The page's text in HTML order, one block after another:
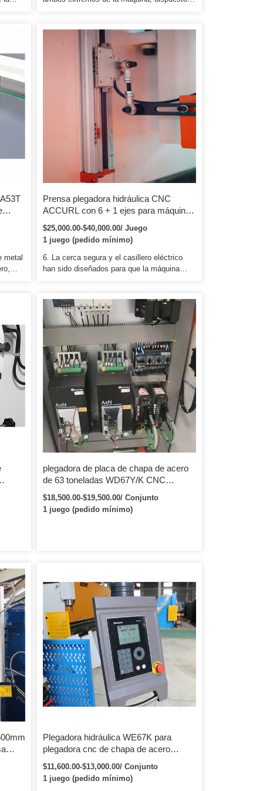
el
o
embalaje, la máquina herramienta se probará
durante 48 horas para garantizar que todo el
equipo esté 100% calificado. Nuestras
máquinas se distribuyen en todo el mundo a
unos 50 países donde hay industria de
placas de metal, hay máquinas Brill i ant.
metal
*
Prensa plegadora hidráulica CNC
ACCURL con 6 + 1 ejes para máquina
dobladora de chapa de acero, máquina
plegadora de prensa
$25,000.00-$40,000.00/ Juego
1 juego (pedido mínimo)
6. La cerca segura y el casillero eléctrico
han sido diseñados para que la máquina
cuando se entrega la máquina, las
instrucciones de operación relacionadas del
modelo se entregarán junto con la máquina.
Si hay un requisito, nuestro ingeniero puede
ir a la fábrica del usuario y ajustar la
máquina, brindar una buena capacitación al
usuario.
plegadora de placa de chapa de acero
de 63 toneladas WD67Y/K CNC
plegadora hidráulica para trabajo de
metales
$18,500.00-$19,500.00/ Conjunto
1 juego (pedido mínimo)
Plegadora hidráulica WE67K para
plegadora cnc de chapa de acero
plegadora
$11,600.00-$13,000.00/ Conjunto
1 juego (pedido mínimo)